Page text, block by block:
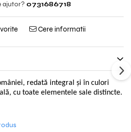
ajutor? 0731686718
Cere informatii
redată integral și în culori
cu toate elementele sale distincte.